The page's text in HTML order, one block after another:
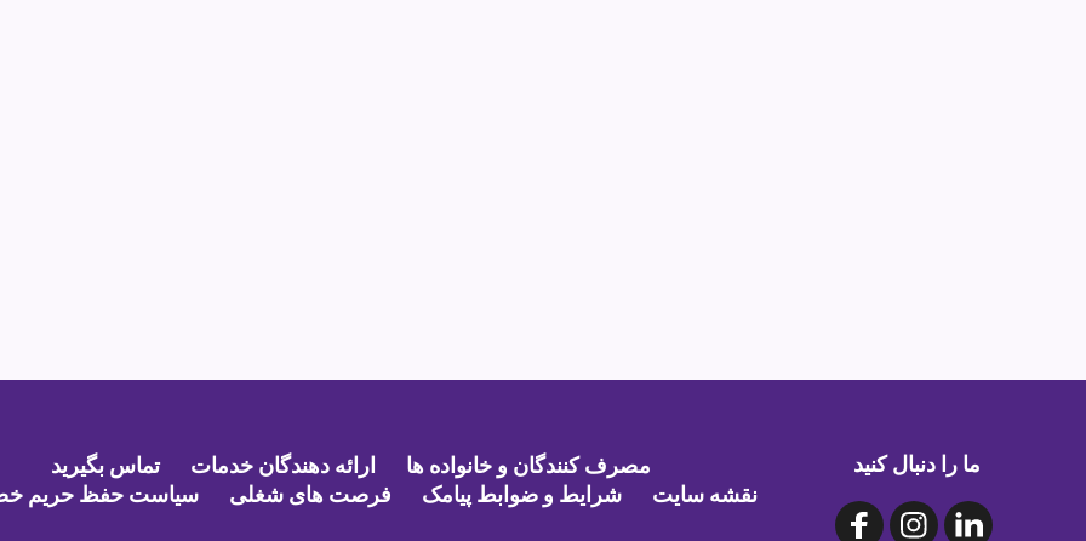
تماس بگیرید ارائه دهندگان خدمات
مصرف کنندگان و خانواده ها
سیاست حفظ حریم
فرصت های شغلی شرایط و ضوابط پیامک نقشه سایت
ما را دنبال کنید